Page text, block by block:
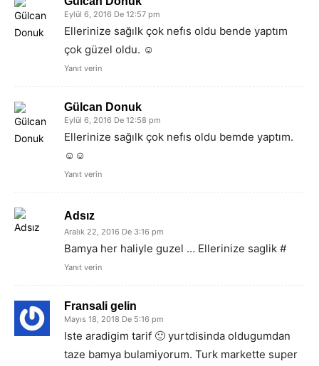
Eylül 6, 2016 De 12:57 pm
Ellerinize sağılk çok nefıs oldu bende yaptım
çok güzel oldu. ☺
Yanıt verin
Gülcan Donuk
Eylül 6, 2016 De 12:58 pm
Ellerinize sağılk çok nefıs oldu bemde yaptım.
☺☺
Yanıt verin
Adsız
Aralık 22, 2016 De 3:16 pm
Bamya her haliyle guzel … Ellerinize saglik #
Yanıt verin
Fransali gelin
Mayıs 18, 2018 De 5:16 pm
Iste aradigim tarif 🙂 yurtdisinda oldugumdan
taze bamya bulamiyorum. Turk markette super